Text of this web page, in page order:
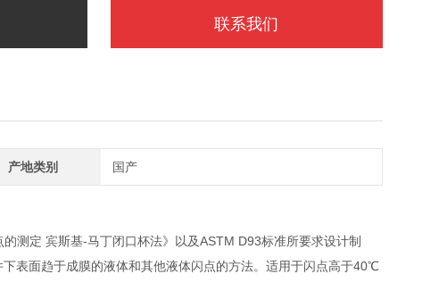
联系我们
产地类别 国产
测定 宾斯基-马丁闭口杯法》以及ASTM D93标准所要求设计制
表面趋于成膜的液体和其他液体闪点的方法。适用于闪点高于40℃